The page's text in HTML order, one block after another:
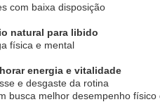
com baixa disposição
natural para libido
física e mental
energia e vitalidade
e desgaste da rotina
busca melhor desempenho físico